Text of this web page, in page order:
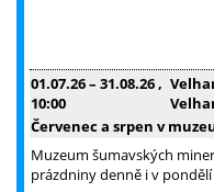
01.07.26– 31.08.26,
10:00
Červenec a srpen v
Muzeum šumavských
prázdniny denně i v